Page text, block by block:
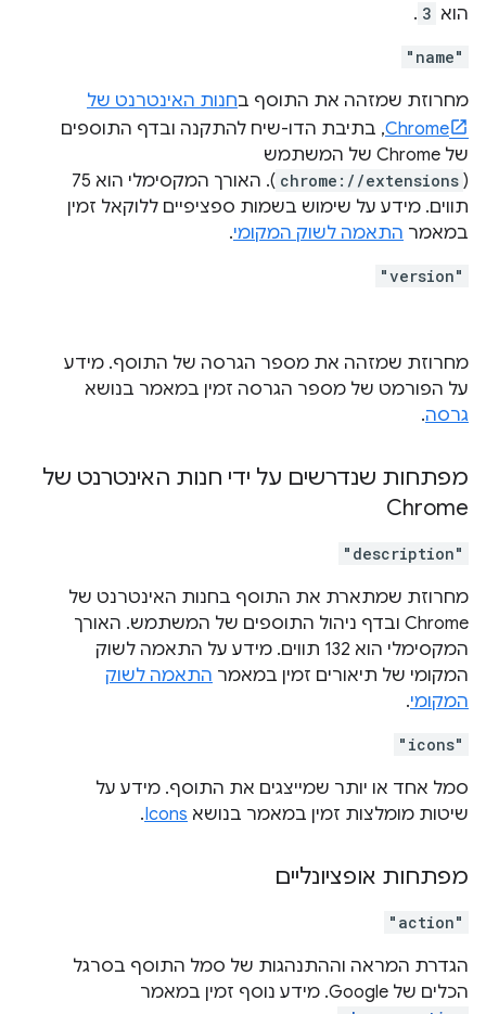
הוא 3
.
"name"
מחרוזת שמזהה את התוסף בחנות האינטרנט של
Chrome, בתיבת הדו-שיח להתקנה ובדף התוספים
של Chrome של המשתמש
(
chrome://extensions
). האורך המקסימלי הוא 75
תווים. מידע על שימוש בשמות ספציפיים ללוקאל זמין
במאמר התאמה לשוק המקומי.
"version"
מחרוזת שמזהה את מספר הגרסה של התוסף. מידע
על הפורמט של מספר הגרסה זמין במאמר בנושא
גרסה.
מפתחות שנדרשים על ידי חנות האינטרנט של
Chrome
"description"
מחרוזת שמתארת את התוסף בחנות האינטרנט של
Chrome ובדף ניהול התוספים של המשתמש. האורך
המקסימלי הוא 132 תווים. מידע על התאמה לשוק
המקומי של תיאורים זמין במאמר התאמה לשוק
המקומי.
"icons"
סמל אחד או יותר שמייצגים את התוסף. מידע על
שיטות מומלצות זמין במאמר בנושא Icons
.
מפתחות אופציונליים
"action"
הגדרת המראה וההתנהגות של סמל התוסף בסרגל
הכלים של Google. מידע נוסף זמין במאמר